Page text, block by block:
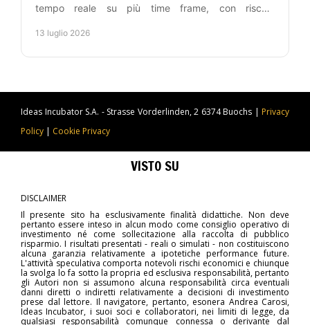
tempo reale su più time frame, con rischio
lavora.
13 luglio 2026
Ideas Incubator S.A. - Strasse Vorderlinden, 2 6374 Buochs | Privacy
Policy | Cookie Privacy
VISTO SU
DISCLAIMER
Il presente sito ha esclusivamente finalità didattiche. Non deve
pertanto essere inteso in alcun modo come consiglio operativo di
investimento né come sollecitazione alla raccolta di pubblico
risparmio. I risultati presentati - reali o simulati - non costituiscono
alcuna garanzia relativamente a ipotetiche performance future.
L'attività speculativa comporta notevoli rischi economici e chiunque
la svolga lo fa sotto la propria ed esclusiva responsabilità, pertanto
gli Autori non si assumono alcuna responsabilità circa eventuali
danni diretti o indiretti relativamente a decisioni di investimento
prese dal lettore. Il navigatore, pertanto, esonera Andrea Carosi,
Ideas Incubator, i suoi soci e collaboratori, nei limiti di legge, da
qualsiasi responsabilità comunque connessa o derivante dal